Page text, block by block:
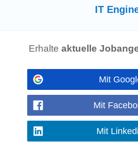
über 240 Kolleg*innen arbeitet vor Ort...
d)
z. B. in Digital Business Management (FH
oder BWL mit
Mehr anzeigen
IT
Erhalte aktuelle
Mit
Mit
Mit